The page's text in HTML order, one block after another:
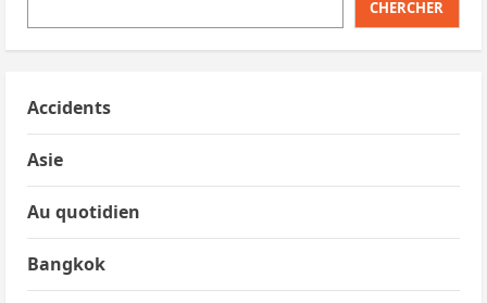
CHERCHER
Accidents
Asie
Au quotidien
Bangkok